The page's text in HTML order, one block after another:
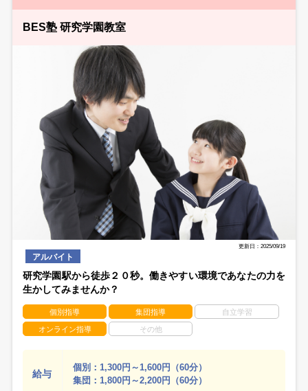
BES塾 研究学園教室
更新日：2025/09/19
アルバイト
研究学園駅から徒歩２０秒。働きやすい環境であなたの力を
生かしてみませんか？
個別指導 集団指導 自立学習
オンライン指導 その他
給与
個別：1,300円～1,600円（60分）
集団：1,800円～2,200円（60分）